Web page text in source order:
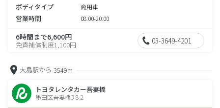
ボディタイプ 商用車
営業時間 08:00-20:00
6時間まで6,600円
免責補償制度1,100円 03-3649-4201
大島駅から 3549m
トヨタレンタカー吾妻橋
墨田区吾妻橋3-8-2